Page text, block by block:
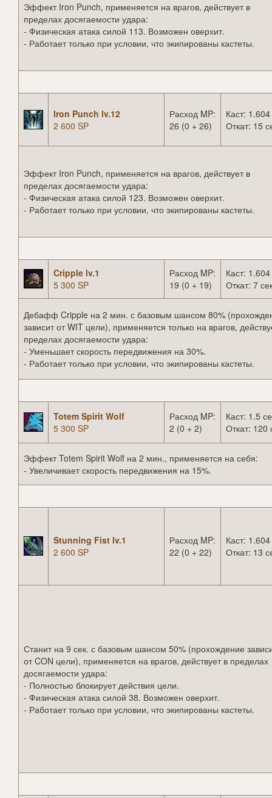
Эффект Iron Punch, применяется на врагов, действует в
пределах досягаемости удара:
- Физическая атака силой 113. Возможен оверхит.
- Работает только при условии, что экипированы кастеты.
Iron Punch lv.12
2 600 SP
Расход MP:
26 (0 + 26)
Каст: 1.604
Откат: 15
Эффект Iron Punch, применяется на врагов, действует в
пределах досягаемости удара:
- Физическая атака силой 123. Возможен оверхит.
- Работает только при условии, что экипированы кастеты.
Cripple lv.1
5 300 SP
Расход MP:
19 (0 + 19)
Каст: 1.604
Откат: 7
Дебафф Cripple на 2 мин. с базовым шансом 80%
зависит от WIT цели), применяется только на врагов,
пределах досягаемости удара:
- Уменьшает скорость передвижения на 30%.
- Работает только при условии, что экипированы кастеты.
Totem Spirit Wolf
5 300 SP
Расход MP:
2 (0 + 2)
Каст: 1.5
Откат: 120
Эффект Totem Spirit Wolf на 2 мин., применяется на себя:
- Увеличивает скорость передвижения на 15%.
Stunning Fist lv.1
2 600 SP
Расход MP:
22 (0 + 22)
Каст: 1.604
Откат: 13
Станит на 9 сек. с базовым шансом 50% (прохождение
от CON цели), применяется на врагов, действует в пределах
досягаемости удара:
- Полностью блокирует действия цели.
- Физическая атака силой 38. Возможен оверхит.
- Работает только при условии, что экипированы кастеты.